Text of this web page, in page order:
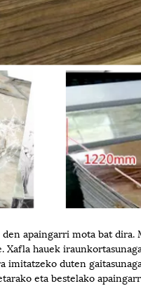
apaingarri mota bat
hauek
duten
eta bestelako